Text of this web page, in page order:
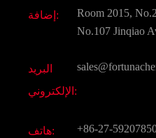
النكهات و عطور
الكيميائية CAS
جميع المواد الكيميائية غرامة
إضافة:
Room 2015,
No.107 Jinqiao
البريد
الإلكتروني:
هاتف: +86-27-